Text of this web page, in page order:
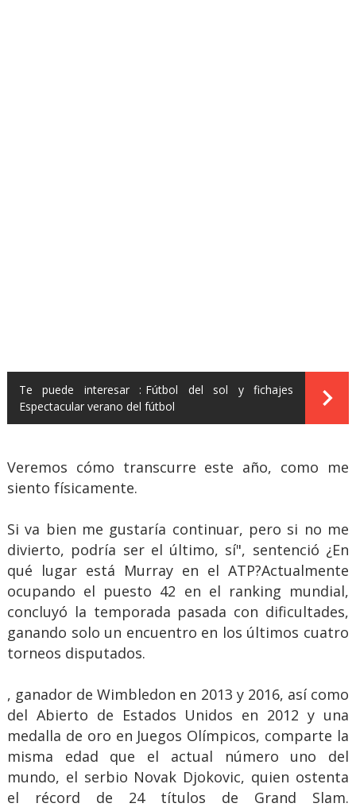
Te puede interesar : Fútbol del sol y fichajes
Espectacular verano del fútbol
Veremos cómo transcurre este año, como me
siento físicamente.
Si va bien me gustaría continuar, pero si no me
divierto, podría ser el último, sí", sentenció ¿En
qué lugar está Murray en el ATP?Actualmente
ocupando el puesto 42 en el ranking mundial,
concluyó la temporada pasada con dificultades,
ganando solo un encuentro en los últimos cuatro
torneos disputados.
, ganador de Wimbledon en 2013 y 2016, así como
del Abierto de Estados Unidos en 2012 y una
medalla de oro en Juegos Olímpicos, comparte la
misma edad que el actual número uno del
mundo, el serbio Novak Djokovic, quien ostenta
el récord de 24 títulos de Grand Slam.